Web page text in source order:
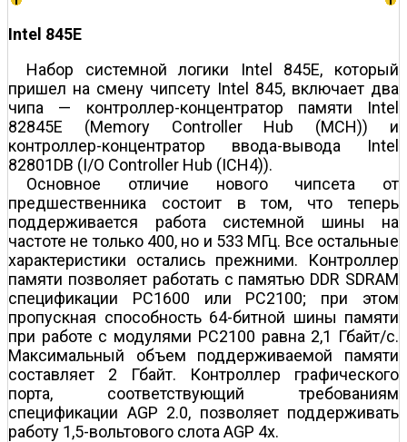
Intel 845E
Набор системной логики Intel 845E, который
пришел на смену чипсету Intel 845, включает два
чипа — контроллер-концентратор памяти Intel
82845E (Memory Controller Hub (MCH)) и
контроллер-концентратор ввода-вывода Intel
82801DB (I/O Controller Hub (ICH4)).
Основное отличие нового чипсета от
предшественника состоит в том, что теперь
поддерживается работа системной шины на
частоте не только 400, но и 533 МГц. Все остальные
характеристики остались прежними. Контроллер
памяти позволяет работать с памятью DDR SDRAM
спецификации PC1600 или PC2100; при этом
пропускная способность 64-битной шины памяти
при работе с модулями PC2100 равна 2,1 Гбайт/с.
Максимальный объем поддерживаемой памяти
составляет 2 Гбайт. Контроллер графического
порта, соответствующий требованиям
спецификации AGP 2.0, позволяет поддерживать
работу 1,5-вольтового слота AGP 4х.